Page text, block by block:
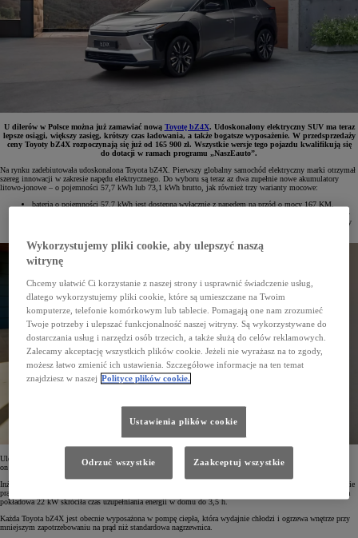
U dilerów w Polsce można już zamawiać nową Toyotę bZ4X. Udoskonalony elektryczny SUV ma teraz
lepsze osiągi, większy zasięg, krótszy czas ładowania, a także bogatsze wyposażenie. W przedsprzedaży
ceny Toyoty bZ4X rozpoczynają się już od 165 900 zł. Wszystkie wersje tego pojazdu kwalifikują się
do dotacji w ramach programu „NaszEauto”.
Na rynku zadebiutowała udoskonalona Toyota bZ4X. Pierwszy globalny samochód elektryczny marki otrzymał
szereg innowacji w zakresie napędu elektrycznego. Do wyboru są teraz az dwa zupełnie nowe akumulatory
litowo-jonowe – o pojemności 57,7 kWh lub 73,1 kWh brutto, jak również trzy warianty mocowe:
bateria o pojemności 57,7 kWh jest dostępna wyłącznie z napędem na przód o mocy 167 KM,
akumulator 73,1 kWh występuje zarówno z napędem na przód o mocy 224 KM, jak i w wersji 4x4
XMODE, która ma aż 343 KM i od 0 do 100 km/h przyspiesza w 5,1 s – to obecnie najmocniejszy
Ulepszony napęd elektryczny to nie tylko większa moc, ale również większy zasięg. Wg WLTP wynosi
on do 569 km.
Inżynierowie Toyoty poprawili też ładowanie. Dzięki funkcji wstępnego przygotowania akumulatora ładowanie
prądem stałym w zakresie 10-80% trwa około 28 minut – bez względu na temperaturę! Opcjonalna ładowarka
pokładowa 22 kW skróciła czas uzupełniania energii w domu do 3,5 h.
Każda Toyota bZ4X jest obecnie wyposażona w pompę ciepła, która wydajnie chłodzi i ogrzewa wnętrze przy
mniejszym zapotrzebowaniu na prąd niż standardowa nagrzewnica.
Wykorzystujemy pliki cookie, aby ulepszyć naszą
witrynę
Chcemy ułatwić Ci korzystanie z naszej strony i usprawnić świadczenie usług,
dlatego wykorzystujemy pliki cookie, które są umieszczane na Twoim
komputerze, telefonie komórkowym lub tablecie. Pomagają one nam zrozumieć
Twoje potrzeby i ulepszać funkcjonalność naszej witryny. Są wykorzystywane do
dostarczania usług i narzędzi osób trzecich, a także służą do celów reklamowych.
Zalecamy akceptację wszystkich plików cookie. Jeżeli nie wyrażasz na to zgody,
możesz łatwo zmienić ich ustawienia. Szczegółowe informacje na ten temat
znajdziesz w naszej Polityce plików cookie.
Ustawienia plików cookie
Odrzuć wszystkie Zaakceptuj wszystkie